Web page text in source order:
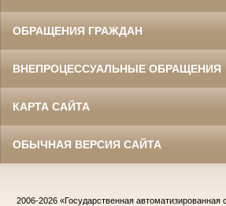
ОБРАЩЕНИЯ ГРАЖДАН
ВНЕПРОЦЕССУАЛЬНЫЕ ОБРАЩЕНИЯ
КАРТА САЙТА
ОБЫЧНАЯ ВЕРСИЯ САЙТА
2006-2026 «Государственная